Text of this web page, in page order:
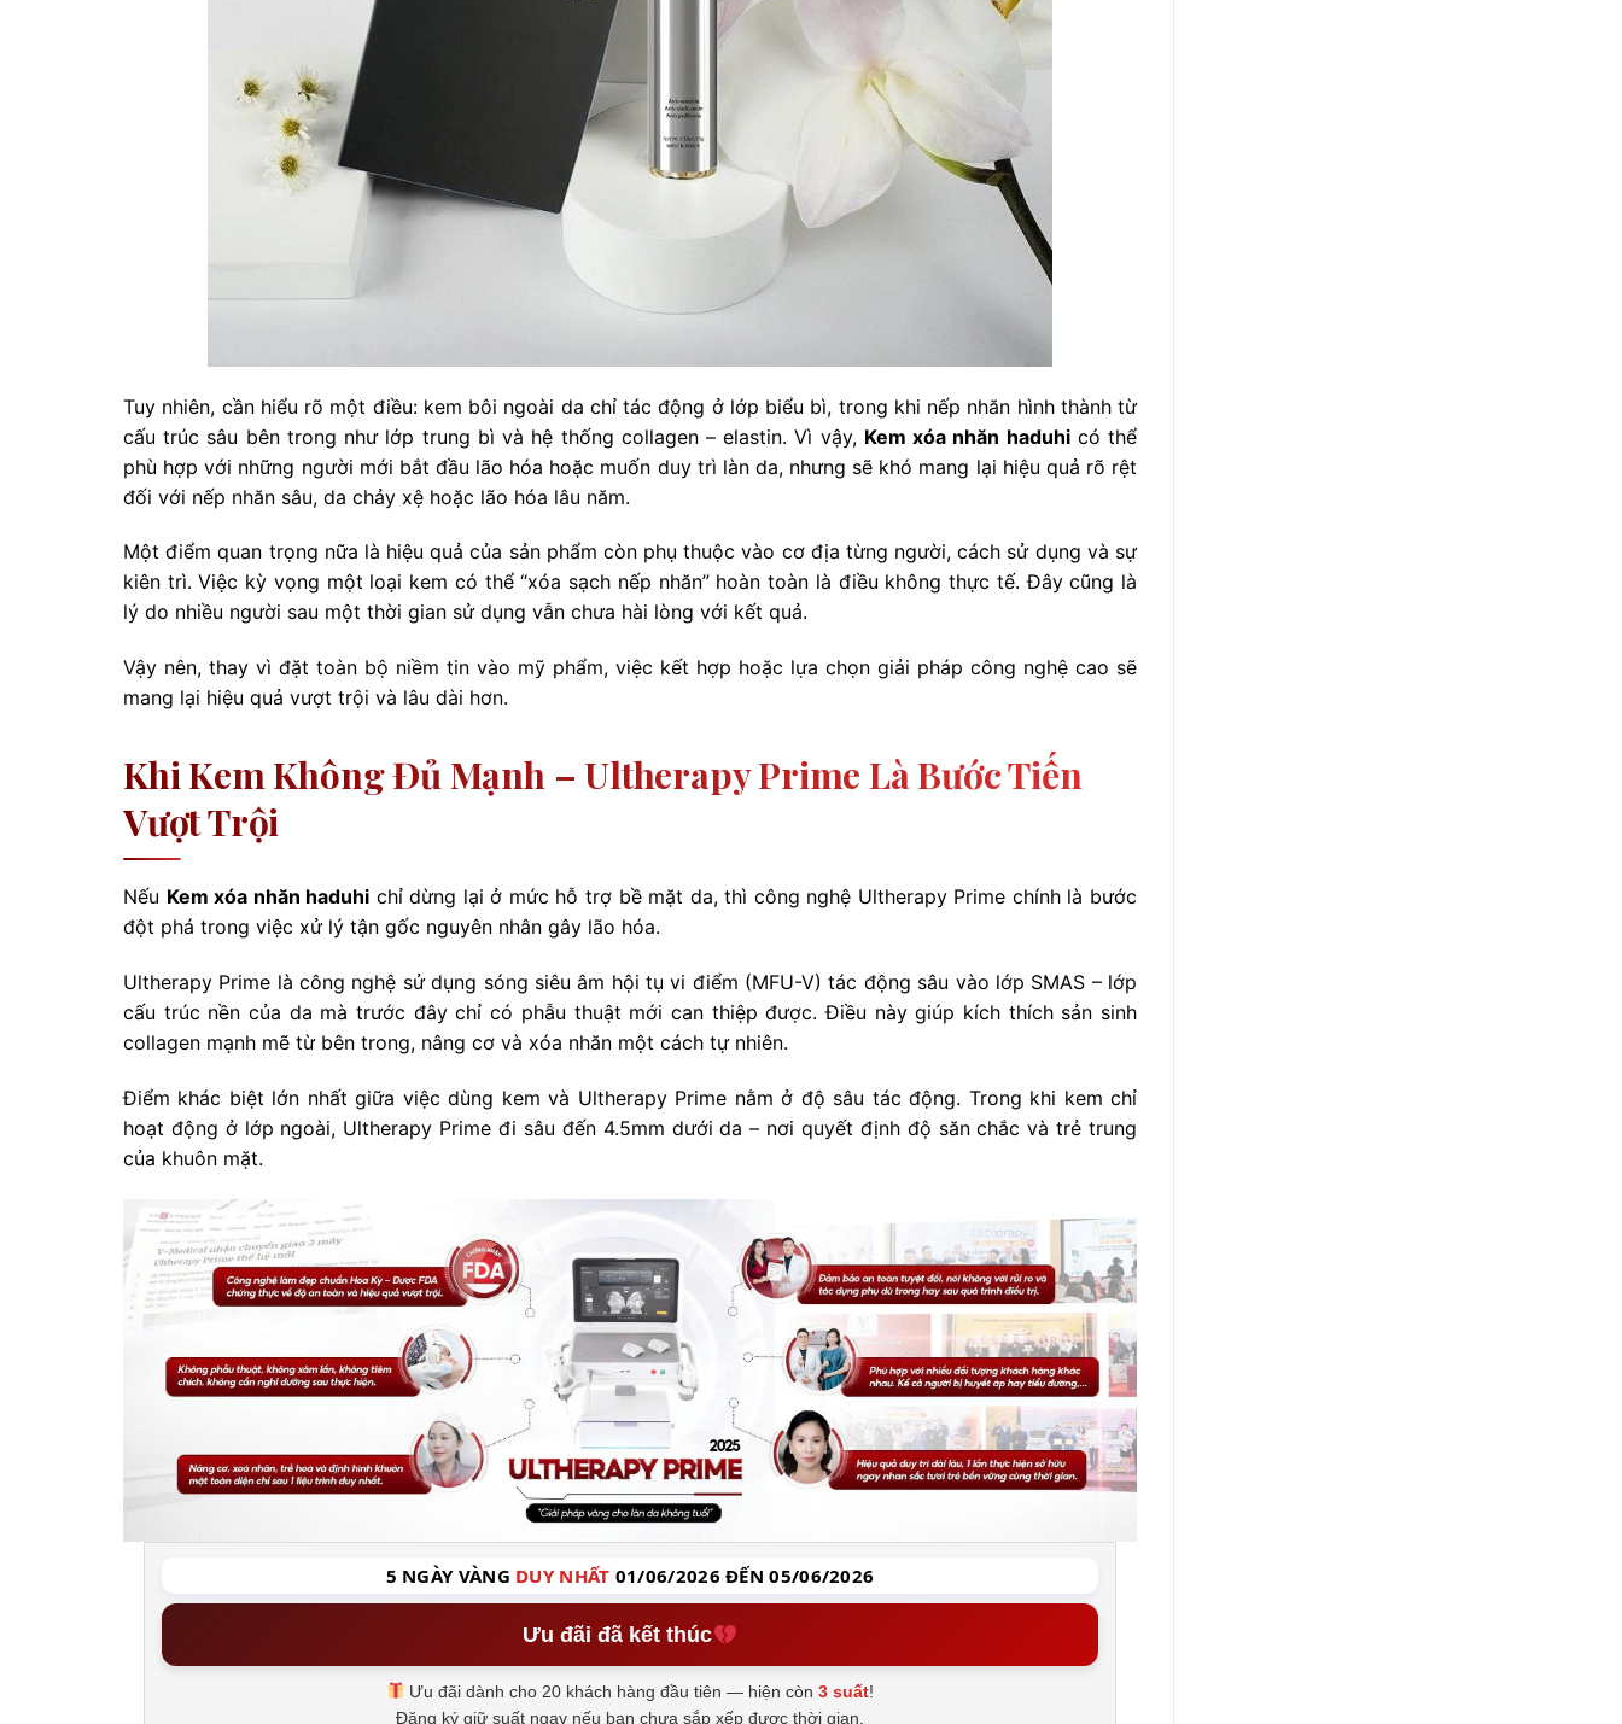
Tuy nhiên, cần hiểu rõ một điều: kem bôi ngoài da chỉ tác động ở lớp biểu bì, trong khi nếp nhăn hình thành từ
cấu trúc sâu bên trong như lớp trung bì và hệ thống collagen – elastin. Vì vậy, Kem xóa nhăn haduhicó thể
phù hợp với những người mới bắt đầu lão hóa hoặc muốn duy trì làn da, nhưng sẽ khó mang lại hiệu quả rõ rệt
đối với nếp nhăn sâu, da chảy xệ hoặc lão hóa lâu năm.
Một điểm quan trọng nữa là hiệu quả của sản phẩm còn phụ thuộc vào cơ địa từng người, cách sử dụng và sự
kiên trì. Việc kỳ vọng một loại kem có thể “xóa sạch nếp nhăn” hoàn toàn là điều không thực tế. Đây cũng là
lý do nhiều người sau một thời gian sử dụng vẫn chưa hài lòng với kết quả.
Vậy nên, thay vì đặt toàn bộ niềm tin vào mỹ phẩm, việc kết hợp hoặc lựa chọn giải pháp công nghệ cao sẽ
mang lại hiệu quả vượt trội và lâu dài hơn.
Khi Kem Không Đủ Mạnh – Ultherapy Prime Là Bước Tiến
Vượt Trội
Nếu Kem xóa nhăn haduhi chỉ dừng lại ở mức hỗ trợ bề mặt da, thì công nghệ Ultherapy Prime chính là bước
đột phá trong việc xử lý tận gốc nguyên nhân gây lão hóa.
Ultherapy Prime là công nghệ sử dụng sóng siêu âm hội tụ vi điểm (MFU-V) tác động sâu vào lớp SMAS – lớp
cấu trúc nền của da mà trước đây chỉ có phẫu thuật mới can thiệp được. Điều này giúp kích thích sản sinh
collagen mạnh mẽ từ bên trong, nâng cơ và xóa nhăn một cách tự nhiên.
Điểm khác biệt lớn nhất giữa việc dùng kem và Ultherapy Prime nằm ở độ sâu tác động. Trong khi kem chỉ
hoạt động ở lớp ngoài, Ultherapy Prime đi sâu đến 4.5mm dưới da – nơi quyết định độ săn chắc và trẻ trung
của khuôn mặt.
5 NGÀY VÀNG DUY NHẤT 01/06/2026 ĐẾN 05/06/2026
Ưu đãi đã kết thúc
Ưu đãi dành cho 20 khách hàng đầu tiên — hiện còn3 suất!
Đăng ký giữ suất ngay nếu bạn chưa sắp xếp được thời gian.